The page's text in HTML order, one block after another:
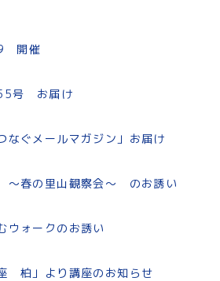
開催
号 お届け
なぐメールマガジン」お届け
～春の里山観察会～ のお誘い
ウォークのお誘い
柏」より講座のお知らせ